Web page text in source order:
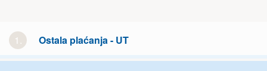
1. Ostala plaćanja - UT